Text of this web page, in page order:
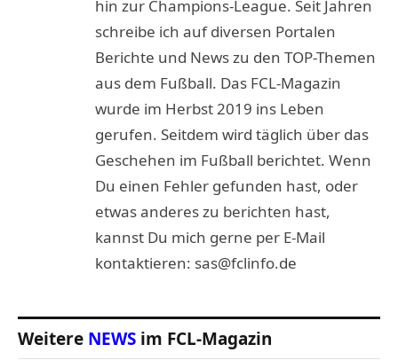
hin zur Champions-League. Seit Jahren
schreibe ich auf diversen Portalen
Berichte und News zu den TOP-Themen
aus dem Fußball. Das FCL-Magazin
wurde im Herbst 2019 ins Leben
gerufen. Seitdem wird täglich über das
Geschehen im Fußball berichtet. Wenn
Du einen Fehler gefunden hast, oder
etwas anderes zu berichten hast,
kannst Du mich gerne per E-Mail
kontaktieren: sas@fclinfo.de
Weitere NEWS im FCL-Magazin